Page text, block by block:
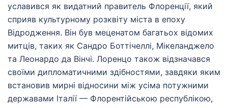
уславився як видатний правитель Флоренції, який
сприяв культурному розквіту міста в епоху
Відродження. Він був меценатом багатьох відомих
митців, таких як Сандро Боттічеллі, Мікеланджело
та Леонардо да Вінчі. Лоренцо також відзначався
своїми дипломатичними здібностями, завдяки яким
встановив мирні відносини між усіма потужними
державами Італії — Флорентійською республікою,